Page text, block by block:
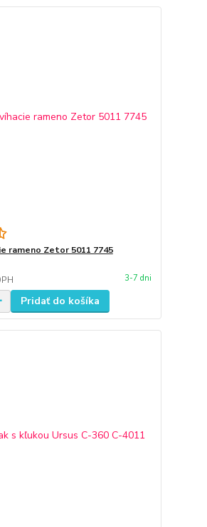
rameno Zetor 5011 7745
3-7 dni
Pridať do košíka